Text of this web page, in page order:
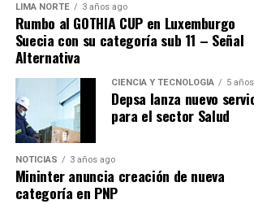
LIMA NORTE 3 años ago
Rumbo al GOTHIA CUP en Luxemburgo
Suecia con su categoría sub 11 – Señal
Alternativa
CIENCIA Y TECNOLOGÍA 5
Depsa lanza nuevo
para el sector Salud
NOTICIAS 3 años ago
Mininter anuncia creación de nueva
categoría en PNP